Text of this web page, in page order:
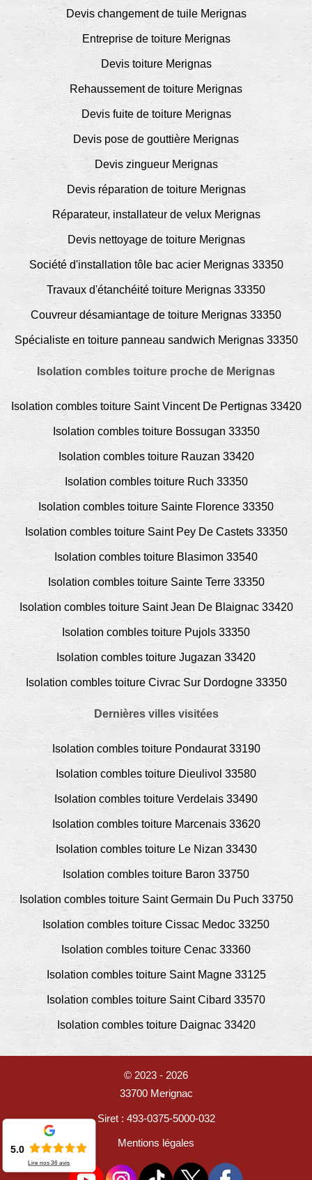
Devis changement de tuile Merignas
Entreprise de toiture Merignas
Devis toiture Merignas
Rehaussement de toiture Merignas
Devis fuite de toiture Merignas
Devis pose de gouttière Merignas
Devis zingueur Merignas
Devis réparation de toiture Merignas
Réparateur, installateur de velux Merignas
Devis nettoyage de toiture Merignas
Société d'installation tôle bac acier Merignas 33350
Travaux d'étanchéité toiture Merignas 33350
Couvreur désamiantage de toiture Merignas 33350
Spécialiste en toiture panneau sandwich Merignas 33350
Isolation combles toiture proche de Merignas
Isolation combles toiture Saint Vincent De Pertignas 33420
Isolation combles toiture Bossugan 33350
Isolation combles toiture Rauzan 33420
Isolation combles toiture Ruch 33350
Isolation combles toiture Sainte Florence 33350
Isolation combles toiture Saint Pey De Castets 33350
Isolation combles toiture Blasimon 33540
Isolation combles toiture Sainte Terre 33350
Isolation combles toiture Saint Jean De Blaignac 33420
Isolation combles toiture Pujols 33350
Isolation combles toiture Jugazan 33420
Isolation combles toiture Civrac Sur Dordogne 33350
Dernières villes visitées
Isolation combles toiture Pondaurat 33190
Isolation combles toiture Dieulivol 33580
Isolation combles toiture Verdelais 33490
Isolation combles toiture Marcenais 33620
Isolation combles toiture Le Nizan 33430
Isolation combles toiture Baron 33750
Isolation combles toiture Saint Germain Du Puch 33750
Isolation combles toiture Cissac Medoc 33250
Isolation combles toiture Cenac 33360
Isolation combles toiture Saint Magne 33125
Isolation combles toiture Saint Cibard 33570
Isolation combles toiture Daignac 33420
© 2023 - 2026
33700 Merignac
Siret : 493-0375-5000-032
Mentions légales
5.0
Lire nos36 avis